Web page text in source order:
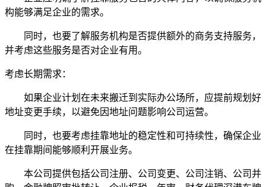
构能够满足企业的需求。
同时，也要了解服务机构是否提供额外的商务支持服务，
并考虑这些服务是否对企业有用。
考虑长期需求：
如果企业计划在未来搬迁到实际办公场所，应提前规划好
地址变更手续，以避免因地址问题影响公司运营。
同时，也要考虑挂靠地址的稳定性和可持续性，确保企业
在挂靠期间能够顺利开展业务。
本公司提供包括公司注册、公司变更、公司注销、公司并